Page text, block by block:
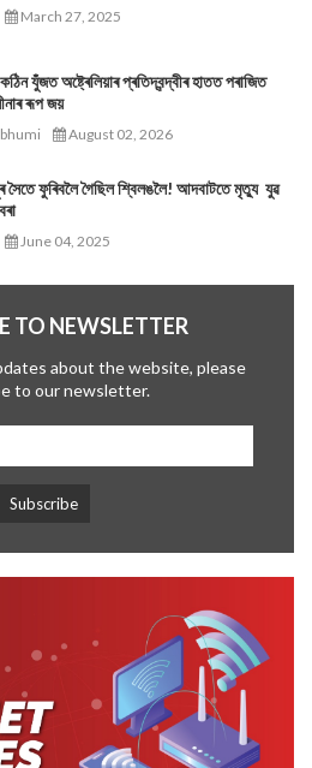
March 27, 2025
যুঁজত অষ্ট্ৰেলিয়াৰ প্ৰতিদ্বন্দ্বীৰ হাতত পৰাজিত
ৰূপ জয়
August 02, 2026
সৈতে ফুৰিবলৈ গৈছিল শ্বিলঙলৈ! আদবাটতে মৃত্যু যুৱ
June 04, 2025
TO NEWSLETTER
about the website, please
to our newsletter.